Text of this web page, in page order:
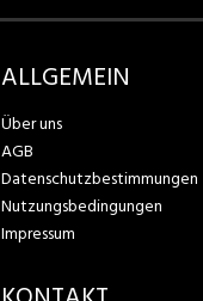
ALLGEMEIN
Über uns
AGB
Datenschutzbestimmungen
Nutzungsbedingungen
Impressum